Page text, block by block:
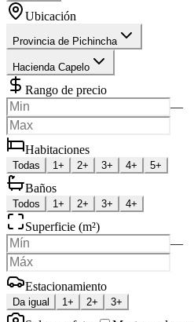
Ubicación
Provincia de Pichincha
Hacienda Capelo
Rango de precio
—
Habitaciones
Todas 1+ 2+ 3+ 4+ 5+
Baños
Todos 1+ 2+ 3+ 4+
Superficie (m²)
—
Estacionamiento
Da igual 1+ 2+ 3+